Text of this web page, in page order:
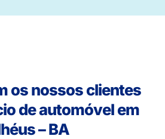
os nossos clientes
de automóvel em
– BA